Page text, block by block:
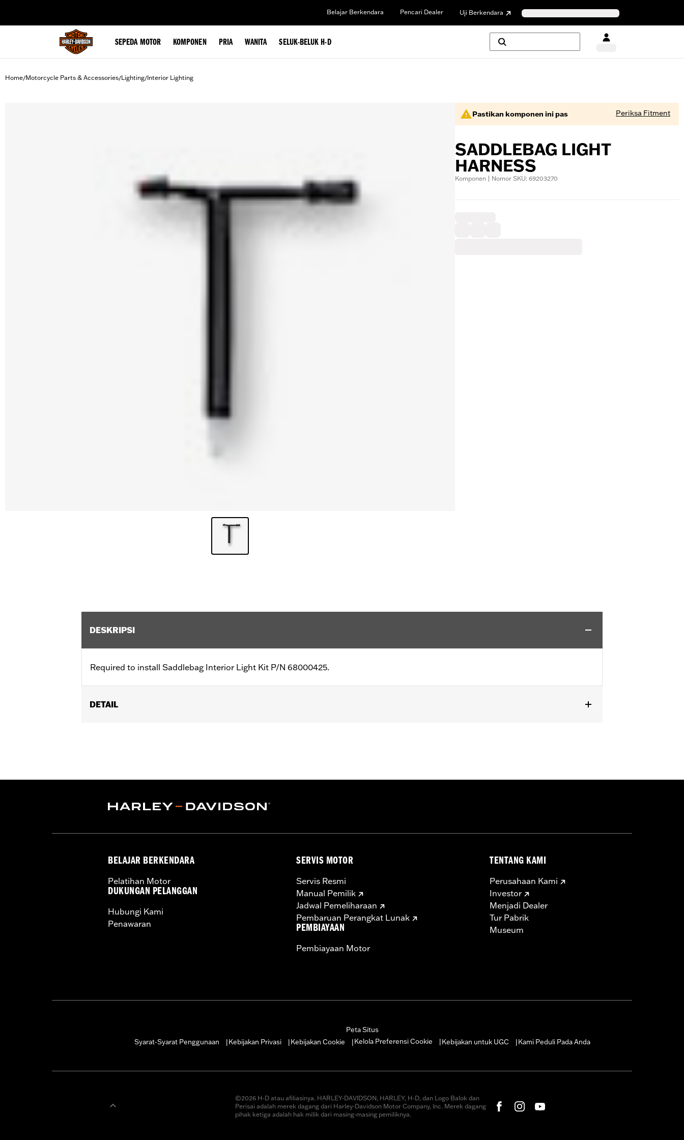
Belajar Berkendara Pencari Dealer Uji Berkendara
SEPEDA MOTOR KOMPONEN PRIA WANITA SELUK-BELUK H-D
Home/Motorcycle Parts & Accessories/Lighting/Interior Lighting
Pastikan komponen ini pas Periksa Fitment
SADDLEBAG LIGHT
HARNESS
Komponen | Nomor SKU: 69203270
DESKRIPSI
Required to install Saddlebag Interior Light Kit P/N 68000425.
DETAIL
BELAJAR BERKENDARA
Pelatihan Motor
DUKUNGAN PELANGGAN
Hubungi Kami
Penawaran
SERVIS MOTOR
Servis Resmi
Manual Pemilik
Jadwal Pemeliharaan
Pembaruan Perangkat Lunak
PEMBIAYAAN
Pembiayaan Motor
TENTANG KAMI
Perusahaan Kami
Investor
Menjadi Dealer
Tur Pabrik
Museum
Peta Situs
Syarat-Syarat Penggunaan
Kebijakan Privasi Kebijakan Cookie Kelola Preferensi Cookie Kebijakan untuk UGC Kami Peduli Pada Anda
©2026 H-D atau afiliasinya. HARLEY-DAVIDSON, HARLEY, H-D, dan Logo Balok dan
Perisai adalah merek dagang dari Harley-Davidson Motor Company, Inc. Merek dagang
pihak ketiga adalah hak milik dari masing-masing pemiliknya.